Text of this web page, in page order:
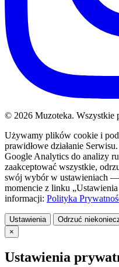
© 2026 Muzoteka. Wszystkie
Używamy plików cookie i
prawidłowe działanie
Google Analytics do analizy
zaakceptować wszystkie,
swój wybór w ustawieniach
momencie z linku
informacji: Polityka
Ustawienia Odrzuć
×
Ustawienia